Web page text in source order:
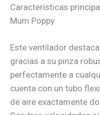
Características
Mum Poppy
Este ventilador
gracias a su pinza
perfectamente a
cuenta con un tubo
de aire exactamente